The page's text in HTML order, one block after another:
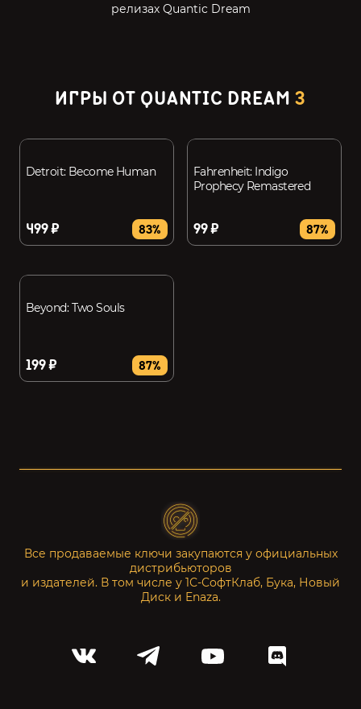
релизах Quantic Dream
ИГРЫ ОТ QUANTIC DREAM3
Detroit: Become Human
499 ₽ 83%
Fahrenheit: Indigo
Prophecy Remastered
99 ₽ 87%
Beyond: Two Souls
199 ₽ 87%
Все продаваемые ключи закупаются у официальных
дистрибьюторов
и издателей. В том числе у 1С-СофтКлаб, Бука, Новый
Диск и Enaza.